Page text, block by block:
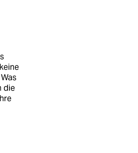
die